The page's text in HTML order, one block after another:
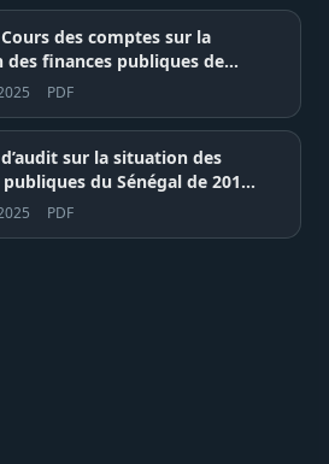
des comptes sur la
finances publiques de
PDF
sur la situation des
du Sénégal de 2019
2024 – Cour des Comptes du
PDF